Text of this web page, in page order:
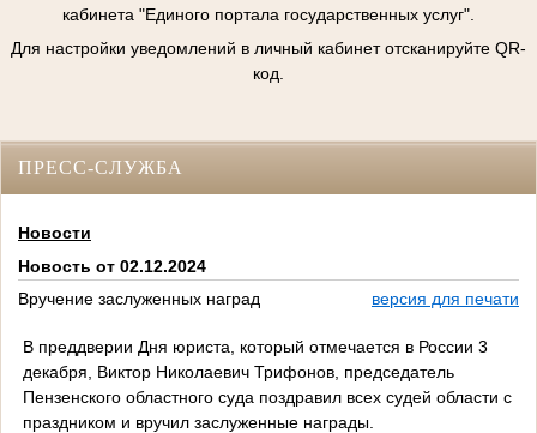
кабинета "Единого портала государственных услуг".
Для настройки уведомлений в личный кабинет отсканируйте QR-
код.
ПРЕСС-СЛУЖБА
Новости
Новость от 02.12.2024
Вручение заслуженных наград
версия для печати
В преддверии Дня юриста, который отмечается в России 3
декабря, Виктор Николаевич Трифонов, председатель
Пензенского областного суда поздравил всех судей области с
праздником и вручил заслуженные награды.